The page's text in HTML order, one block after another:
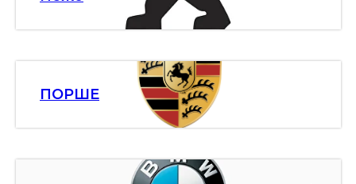
ПОРШЕ